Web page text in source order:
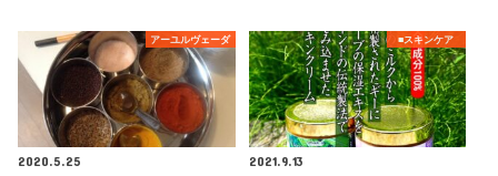
アーユルヴェーダ
2020.5.25
■スキンケア
2021.9.13